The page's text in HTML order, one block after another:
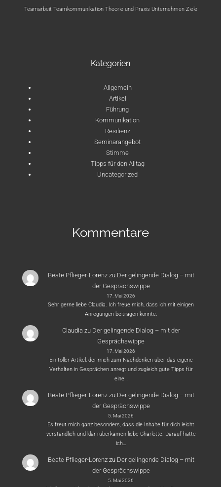
Teamarbeit Teamkommunikation Theorie und Praxis Unternehmen Ziele
Kategorien
Allgemein
Artikel
Führung
Kommunikation
Resilienz
Seminarangebot
Stimme
Tipps für den Alltag
Uncategorized
Kommentare
Beate Pflieger-Lorenzzu Der gelingende Dialog – mit
der Gesprächswippe
17. Mai 2026
Sehr gerne liebe Claudia. Ich freue mich, dass ich mit einigen
Anregungen beitragen konnte.
Claudia zu Der gelingende Dialog – mit der
Gesprächswippe
17. Mai 2026
Ein toller Artikel, der mich zum Nachdenken über das eigene
Verhalten in Gesprächen anregt und zugleich gute Tipps für
eine…
Beate Pflieger-Lorenzzu Der gelingende Dialog – mit
der Gesprächswippe
5. Mai 2026
Es freut mich ganz besonders, dass die Inhalte für dich leicht
verständlich und klar rüberkamen liebe Charlotte. Darauf hatte
ich…
Beate Pflieger-Lorenzzu Der gelingende Dialog – mit
der Gesprächswippe
5. Mai 2026